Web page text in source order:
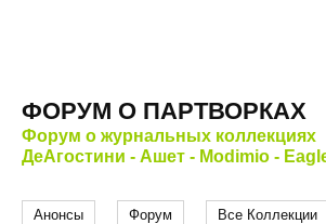
ФОРУМ О ПАРТВОРКАХ
Форум о журнальных коллекциях
ДеАгостини - Ашет - Modimio -
Анонсы Форум Все Коллекции